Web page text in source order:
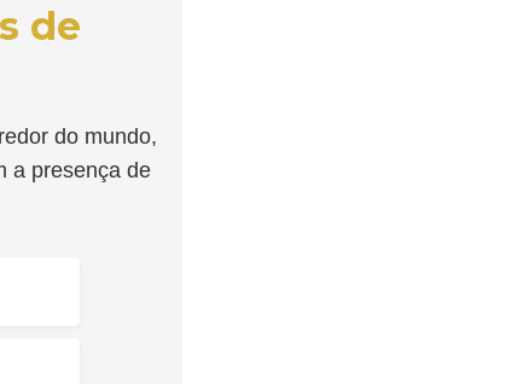
de
do mundo,
a presença de